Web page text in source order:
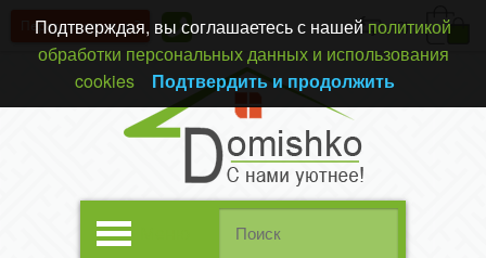
(0)
Перезвонить вам?
Подтверждая, вы соглашаетесь с нашей политикой
обработки персональных данных и использования
cookies
Подтвердить и продолжить